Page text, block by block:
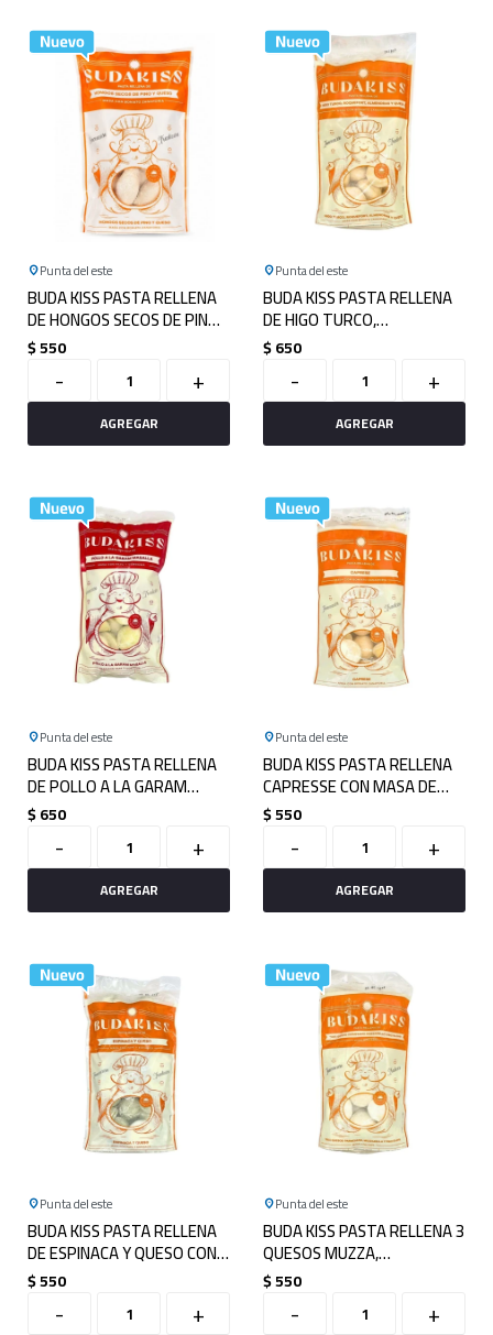
Punta del este
BUDA KISS PASTA RELLENA
DE HONGOS SECOS DE PINO
Y QUESO 750GRS
$550
- +
Punta del este
BUDA KISS PASTA RELLENA
DE HIGO TURCO,
ROQUEFORT, ALMENDRAS Y
QUESO 750GRS
$650
- +
Punta del este
BUDA KISS PASTA RELLENA
DE POLLO A LA GARAM
MASALLA 750GRS
$650
- +
Punta del este
BUDA KISS PASTA RELLENA
CAPRESSE CON MASA DE
BONIATO Y ZANAHORIA
750GRS
$550
- +
Punta del este
BUDA KISS PASTA RELLENA
DE ESPINACA Y QUESO CON
MASA DE PAPA Y ESPINACA
750GRS
$550
- +
Punta del este
BUDA KISS PASTA RELLENA 3
QUESOS MUZZA,
PARMESANO Y PROVOLONE
750GRS
$550
- +